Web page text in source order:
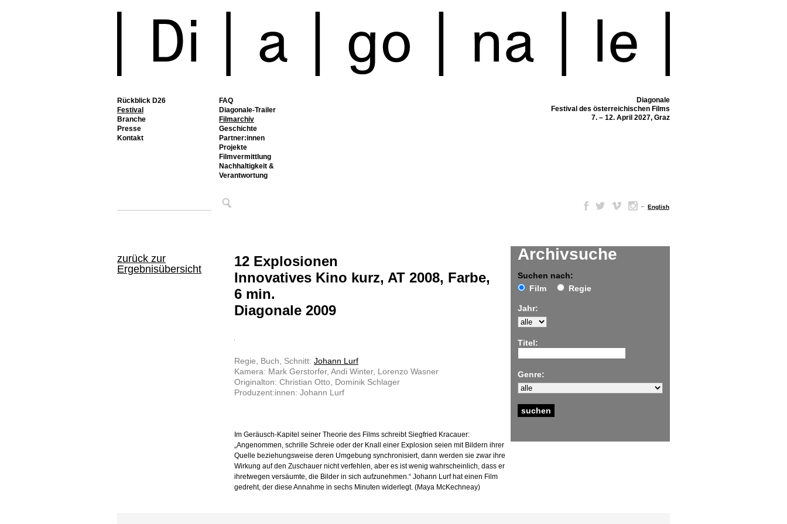
Rückblick D26
Festival
FAQ
Diagonale-Trailer
Filmarchiv
Geschichte
Partner:innen
Projekte
Filmvermittlung
Nachhaltigkeit &
Verantwortung
Branche
Presse
Kontakt
Diagonale
Festival des österreichischen Films
7. – 12. April 2027, Graz
– English
zurück zur
Ergebnisübersicht
Archivsuche
Suchen nach:
Film
Regie
Jahr:
Titel:
Genre:
12 Explosionen
Innovatives Kino kurz, AT 2008, Farbe,
6 min.
Diagonale 2009
Regie, Buch, Schnitt: Johann Lurf
Kamera: Mark Gerstorfer, Andi Winter, Lorenzo Wasner
Originalton: Christian Otto, Dominik Schlager
Produzent:innen: Johann Lurf
Im Geräusch-Kapitel seiner Theorie des Films schreibt Siegfried Kracauer:
„Angenommen, schrille Schreie oder der Knall einer Explosion seien mit Bildern ihrer
Quelle beziehungsweise deren Umgebung synchronisiert, dann werden sie zwar ihre
Wirkung auf den Zuschauer nicht verfehlen, aber es ist wenig wahrscheinlich, dass er
ihretwegen versäumte, die Bilder in sich aufzunehmen.“ Johann Lurf hat einen Film
gedreht, der diese Annahme in sechs Minuten widerlegt. (Maya McKechneay)